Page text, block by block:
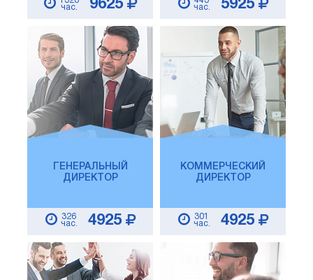
час.
9625
час.
5925
ГЕНЕРАЛЬНЫЙ
ДИРЕКТОР
326
час.
4925
КОММЕРЧЕСКИЙ
ДИРЕКТОР
301
час.
4925